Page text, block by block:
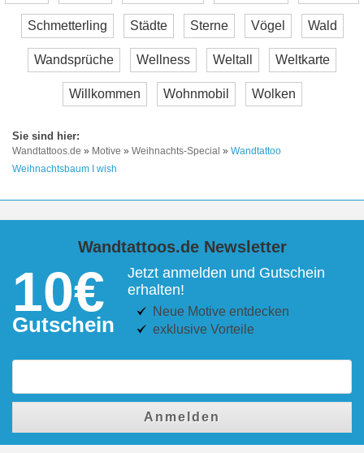
Schmetterling Städte Sterne Vögel Wald
Wandsprüche Wellness Weltall Weltkarte
Willkommen Wohnmobil Wolken
Wandtattoos.de » Motive » Weihnachts-Special » Wandtattoo
Weihnachtsbaum I wish
Wandtattoos.de Newsletter
10€
Gutschein
Jetzt anmelden und Gutschein
erhalten!
Neue Motive entdecken
exklusive Vorteile
Anmelden